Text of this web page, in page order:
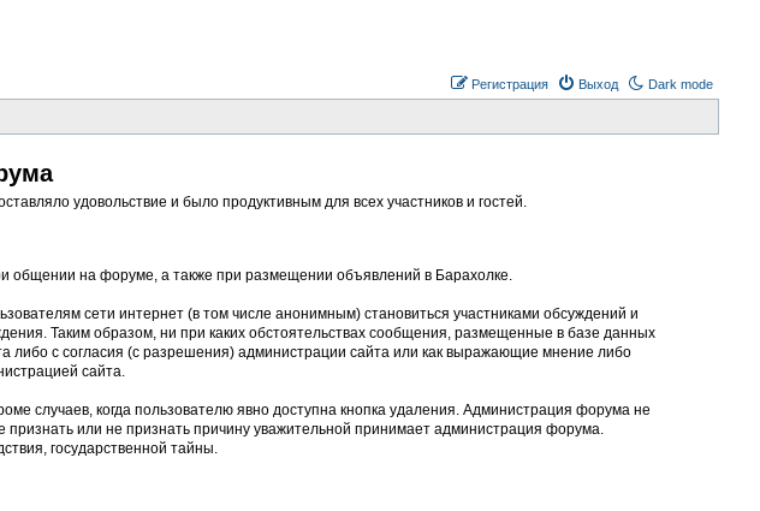
Dark mode
Выход
Регистрация
удовольствие и было продуктивным для всех участников и гостей.
общении на форуме, а также при размещении объявлений в Барахолке.
сети интернет (в том числе анонимным) становиться участниками обсуждений и
Таким образом, ни при каких обстоятельствах сообщения, размещенные в базе данных
либо с согласия (с разрешения) администрации сайта или как выражающие мнение либо
сайта.
случаев, когда пользователю явно доступна кнопка удаления. Администрация форума не
или не признать причину уважительной принимает администрация форума.
государственной тайны.